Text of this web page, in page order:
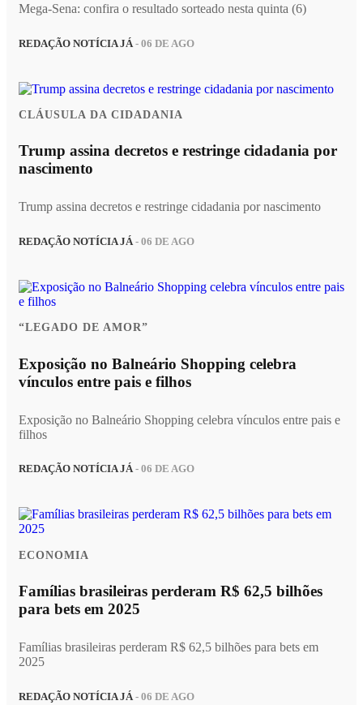
Mega-Sena: confira o resultado sorteado nesta quinta (6)
REDAÇÃO NOTÍCIA JÁ - 06 DE AGO
CLÁUSULA DA CIDADANIA
Trump assina decretos e restringe cidadania por
nascimento
Trump assina decretos e restringe cidadania por nascimento
REDAÇÃO NOTÍCIA JÁ- 06 DE AGO
“LEGADO DE AMOR”
Exposição no Balneário Shopping celebra
vínculos entre pais e filhos
Exposição no Balneário Shopping celebra vínculos entre pais e
filhos
REDAÇÃO NOTÍCIA JÁ- 06 DE AGO
ECONOMIA
Famílias brasileiras perderam R$ 62,5 bilhões
para bets em 2025
Famílias brasileiras perderam R$ 62,5 bilhões para bets em
2025
REDAÇÃO NOTÍCIA JÁ - 06 DE AGO